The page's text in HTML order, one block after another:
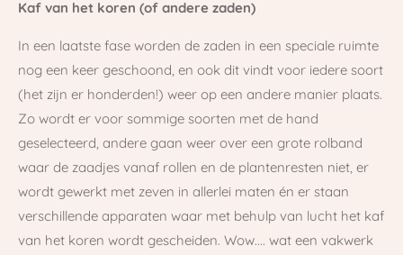
Kaf van het koren (of andere zaden)
In een laatste fase worden de zaden in een speciale ruimte
nog een keer geschoond, en ook dit vindt voor iedere soort
(het zijn er honderden!) weer op een andere manier plaats.
Zo wordt er voor sommige soorten met de hand
geselecteerd, andere gaan weer over een grote rolband
waar de zaadjes vanaf rollen en de plantenresten niet, er
wordt gewerkt met zeven in allerlei maten én er staan
verschillende apparaten waar met behulp van lucht het kaf
van het koren wordt gescheiden. Wow.... wat een vakwerk